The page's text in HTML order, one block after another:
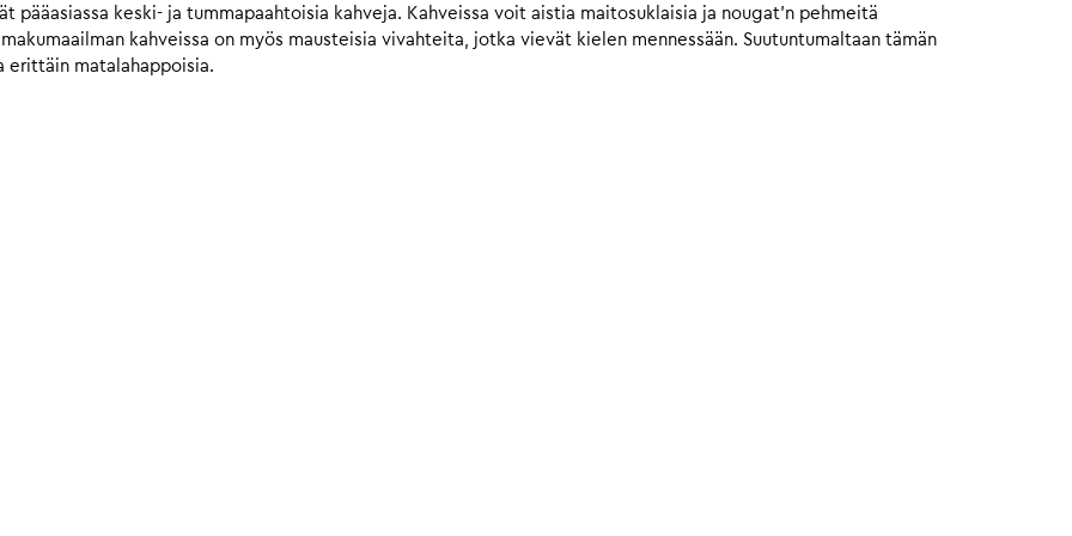
pääasiassa keski- ja tummapaahtoisia kahveja. Kahveissa voit aistia maitosuklaisia ja nougat’n pehmeitä
kahveissa on myös mausteisia vivahteita, jotka vievät kielen mennessään. Suutuntumaltaan tämän
erittäin matalahappoisia.